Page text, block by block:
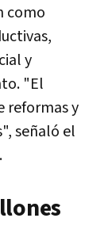
como
y
"El
reformas y
señaló el